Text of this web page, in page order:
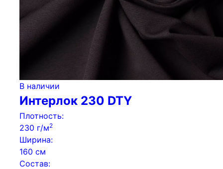
В наличии
Интерлок 230 DTY
Плотность:
230 г/м2
Ширина:
160 см
Состав: